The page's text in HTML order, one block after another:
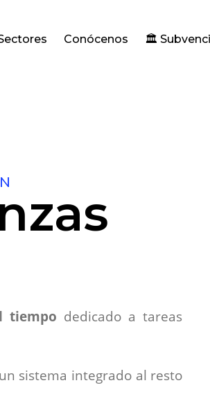
Conócenos 🏛️
tiempo dedicado a tareas
sistema integrado al resto